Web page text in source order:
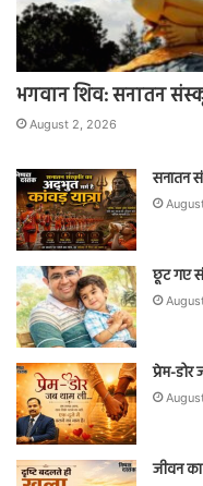
भगवान शिव: सनातन
August 2, 2026
सनातन
छूट गए
प्रेम-
जीवन